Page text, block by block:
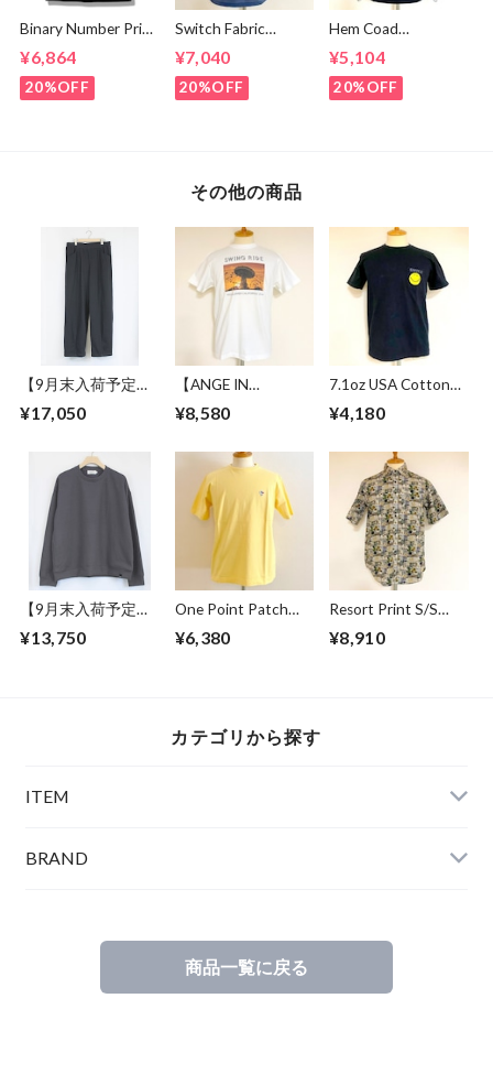
Binary Number Print
T-shirts Black
¥6,864
20%OFF
Switch Fabric
Pocket T-shirts
Ash Navy
¥7,040
20%OFF
Hem Coad
Embroidery T-
shirts Black /
Brown
¥5,104
20%OFF
その他の商品
【9月末入荷予定】
Sweat Wide Easy
Pants Black
¥17,050
【ANGE IN
DISGUISE】 Print T-
shirts #SWING
¥8,580
7.1oz USA Cotton
Body "SMILE"
Pocket S/S T-
¥4,180
【9月末入荷予定】
Over Size Knit Cut &
Sewn Charcoal
¥13,750
One Point Patch
Tee Corn
¥6,380
Resort Print S/S
Shirts Vintage
¥8,910
カテゴリから探す
ITEM
BRAND
商品一覧に戻る